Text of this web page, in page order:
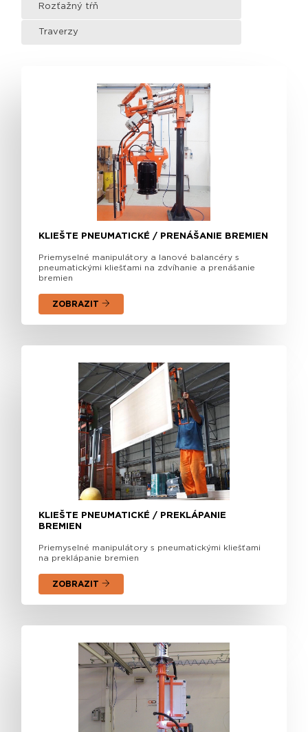
Rozťažný tŕň
Traverzy
KLIEŠTE PNEUMATICKÉ / PRENÁŠANIE BREMIEN
Priemyselné manipulátory a lanové balancéry s
pneumatickými kliešťami na zdvíhanie a prenášanie
bremien
ZOBRAZIT
KLIEŠTE PNEUMATICKÉ / PREKLÁPANIE
BREMIEN
Priemyselné manipulátory s pneumatickými kliešťami
na preklápanie bremien
ZOBRAZIT